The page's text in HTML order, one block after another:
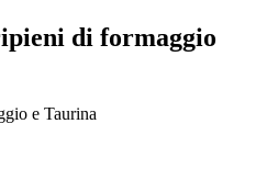
di formaggio
e Taurina